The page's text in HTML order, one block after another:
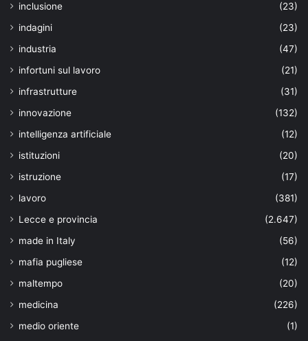
inclusione
(23)
indagini
(23)
industria
(47)
infortuni sul lavoro
(21)
infrastrutture
(31)
innovazione
(132)
intelligenza artificiale
(12)
istituzioni
(20)
istruzione
(17)
lavoro
(381)
Lecce e provincia
(2.647)
made in Italy
(56)
mafia pugliese
(12)
maltempo
(20)
medicina
(226)
medio oriente
(1)